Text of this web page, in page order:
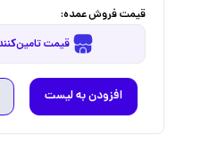
قیمت فروش عمده:
قیمت تامین‌کنندگان دیگر
افزودن به لیست